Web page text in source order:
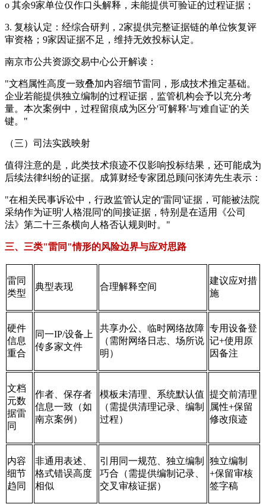
o 其余9家单位仅作口头解释，未能提供可验证的过程证据；
3. 复核认定：经综合研判，2家提供完整证据链的单位恢复评
审资格；9家因证据不足，维持无效投标认定。
南京市公共资源交易中心公开解读：
"文档属性高度一致叠加内容细节雷同，形成技术推定基础。
企业若能提供独立编制的过程证据，监管机构会予以充分考
量。本次案例中，过程留痕成为区分'可解释'与'难自证'的关
键。"
（三）司法实践映射
值得注意的是，此类技术痕迹不仅影响投标结果，还可能成为
后续法律纠纷的证据。成算财经专家团总顾问张涛先生表示：
"在相关民事诉讼中，行政监管认定的'雷同'证据，可能被法院
采纳作为证明'人格混同'的间接证据，特别是在适用《公司
法》第二十三条横向人格否认规则时。"
三、三类"雷同"情形的风险边界与应对思路
雷同
类型
典型表现 合理解释空间
建议应对措
施
硬件
信息
重合
同一IP/设备上
传多家文件
共享办公、临时网络故障
（需附网络日志、场所说
明）
专用设备登
记+使用原
因备注
文档
元数
据雷
同
作者、保存者
信息一致（如
南京案例）
模板未清理、系统默认值
（需提供清理记录、编制
过程）
提交前清理
属性+保留
修改痕迹
内容
细节
趋同
非通用表述、
格式错误高度
相似
引用同一规范、独立编制
巧合（需提供编制记录、
交叉审核证据）
独立编制
+保留审核
签字稿